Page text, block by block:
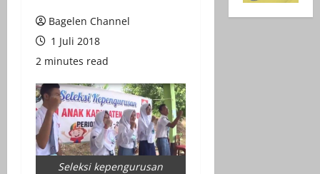
Bagelen Channel
1 Juli 2018
2 minutes read
Seleksi kepengurusan